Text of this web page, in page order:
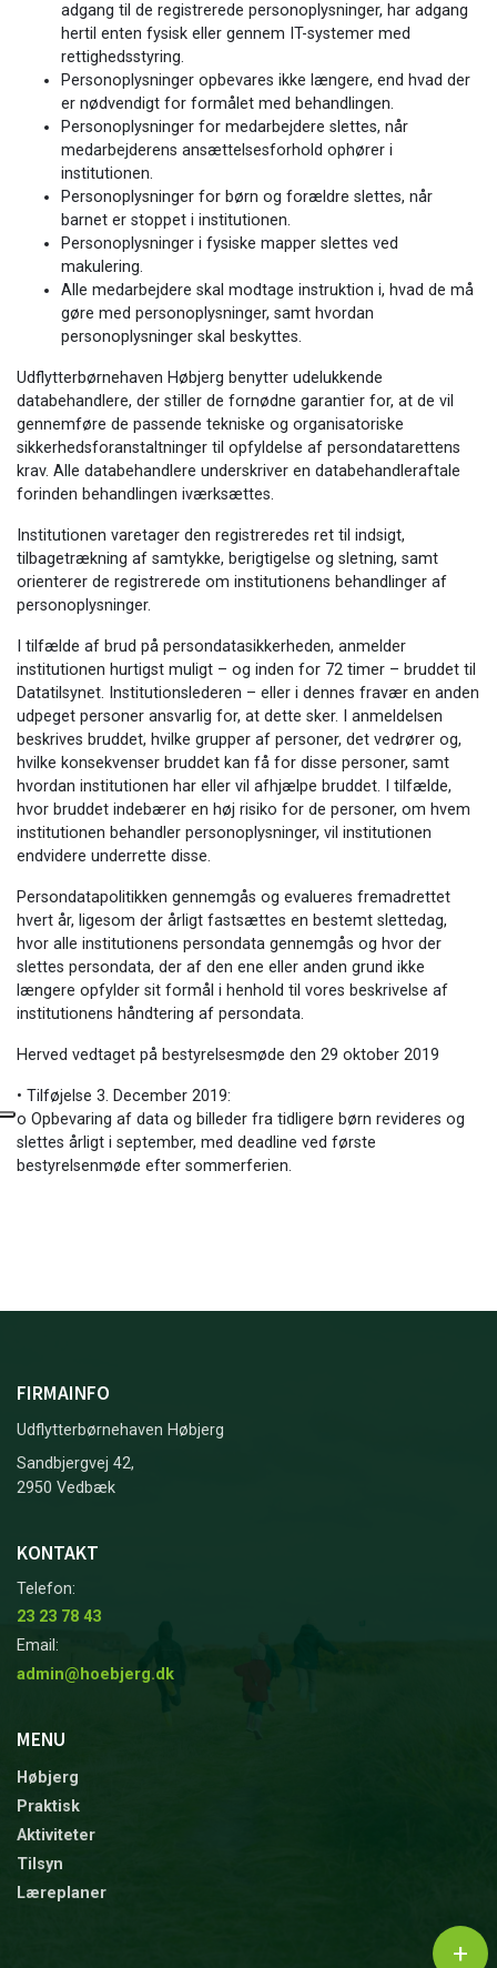
adgang til de registrerede personoplysninger, har adgang
hertil enten fysisk eller gennem IT-systemer med
rettighedsstyring.
Personoplysninger opbevares ikke længere, end hvad der
er nødvendigt for formålet med behandlingen.
Personoplysninger for medarbejdere slettes, når
medarbejderens ansættelsesforhold ophører i
institutionen.
Personoplysninger for børn og forældre slettes, når
barnet er stoppet i institutionen.
Personoplysninger i fysiske mapper slettes ved
makulering.
Alle medarbejdere skal modtage instruktion i, hvad de må
gøre med personoplysninger, samt hvordan
personoplysninger skal beskyttes.
Udflytterbørnehaven Høbjerg benytter udelukkende
databehandlere, der stiller de fornødne garantier for, at de vil
gennemføre de passende tekniske og organisatoriske
sikkerhedsforanstaltninger til opfyldelse af persondatarettens
krav. Alle databehandlere underskriver en databehandleraftale
forinden behandlingen iværksættes.
Institutionen varetager den registreredes ret til indsigt,
tilbagetrækning af samtykke, berigtigelse og sletning, samt
orienterer de registrerede om institutionens behandlinger af
personoplysninger.
I tilfælde af brud på persondatasikkerheden, anmelder
institutionen hurtigst muligt – og inden for 72 timer – bruddet til
Datatilsynet. Institutionslederen – eller i dennes fravær en anden
udpeget personer ansvarlig for, at dette sker. I anmeldelsen
beskrives bruddet, hvilke grupper af personer, det vedrører og,
hvilke konsekvenser bruddet kan få for disse personer, samt
hvordan institutionen har eller vil afhjælpe bruddet. I tilfælde,
hvor bruddet indebærer en høj risiko for de personer, om hvem
institutionen behandler personoplysninger, vil institutionen
endvidere underrette disse.
Persondatapolitikken gennemgås og evalueres fremadrettet
hvert år, ligesom der årligt fastsættes en bestemt slettedag,
hvor alle institutionens persondata gennemgås og hvor der
slettes persondata, der af den ene eller anden grund ikke
længere opfylder sit formål i henhold til vores beskrivelse af
institutionens håndtering af persondata.
Herved vedtaget på bestyrelsesmøde den 29 oktober 2019
• Tilføjelse 3. December 2019:
o Opbevaring af data og billeder fra tidligere børn revideres og
slettes årligt i september, med deadline ved første
bestyrelsenmøde efter sommerferien.
FIRMAINFO
Udflytterbørnehaven Høbjerg
Sandbjergvej 42,
2950 Vedbæk
KONTAKT
Telefon:
23 23 78 43
Email:
admin@hoebjerg.dk
MENU
Høbjerg
Praktisk
Aktiviteter
Tilsyn
Læreplaner
+
Privatlivspolitik